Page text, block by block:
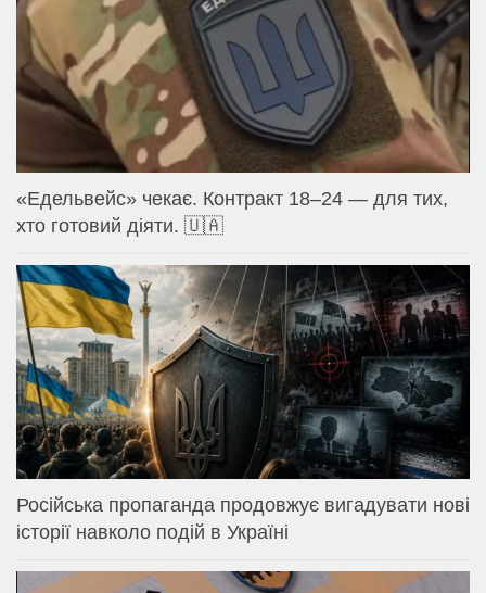
«Едельвейс» чекає. Контракт 18–24 — для тих,
хто готовий діяти. 🇺🇦
Російська пропаганда продовжує вигадувати нові
історії навколо подій в Україні